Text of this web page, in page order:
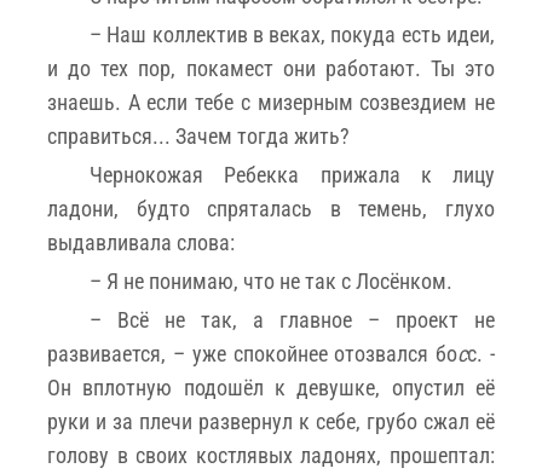
– Наш коллектив в веках, покуда есть идеи,
и до тех пор, покамест они работают. Ты это
знаешь. А если тебе с мизерным созвездием не
справиться... Зачем тогда жить?
Чернокожая Ребекка прижала к лицу
ладони, будто спряталась в темень, глухо
выдавливала слова:
– Я не понимаю, что не так с Лосёнком.
– Всё не так, а главное – проект не
развивается, – уже спокойнее отозвался босс. -
Он вплотную подошёл к девушке, опустил её
руки и за плечи развернул к себе, грубо сжал её
голову в своих костлявых ладонях, прошептал: